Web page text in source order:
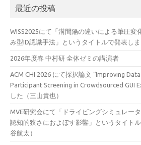
最近の投稿
WISS2025にて「溝間隔の違いによる筆圧変
み型ID認識手法」というタイトルで発表しま
2026年度春 中村研 全体ゼミの講演者
ACM CHI 2026 にて採択論文 “Improving
Participant Screening in Crowdsourced GUI
した（三山貴也）
MVE研究会にて「ドライビングシミュレー
認知的狭さにおよぼす影響」というタイト
谷航太）